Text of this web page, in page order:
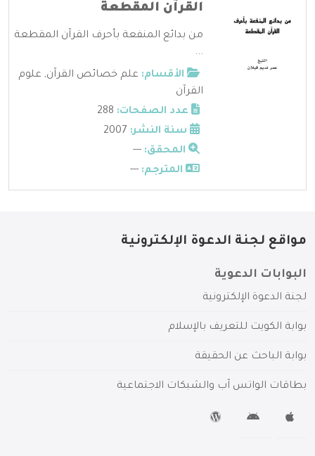
القرآن المقطعة
من بدائع المنفعة بأحرف القرآن المقطعة
...
الأقسام: علم خصائص القرآن, علوم
القرآن
عدد الصفحات:
سنة النشر:
المحقق: ---
المترجم: ---
مواقع لجنة الدعوة الإلكترونية
البوابات الدعوية
لجنة الدعوة الإلكترونية
بوابة الكويت للتعريف بالإسلام
بوابة الباحث عن الحقيقة
بطاقات الواتس آب والشبكات الاجتماعية